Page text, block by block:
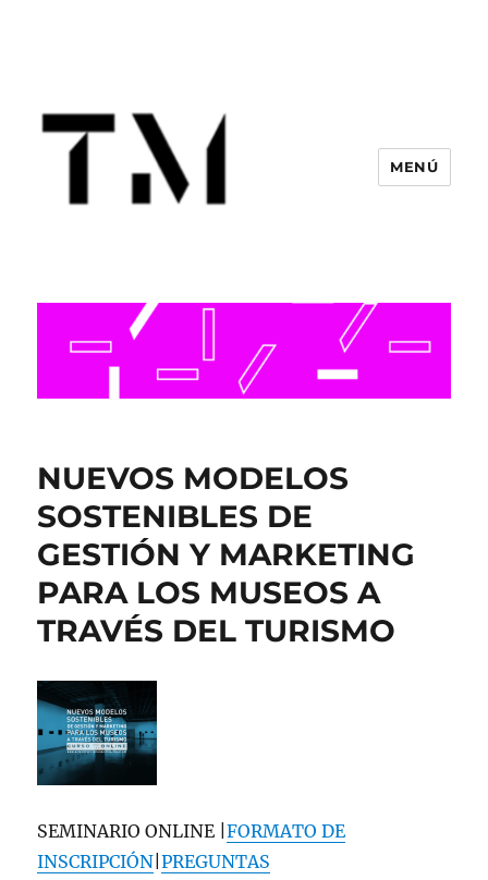
MENÚ
NUEVOS MODELOS
SOSTENIBLES DE
GESTIÓN Y MARKETING
PARA LOS MUSEOS A
TRAVÉS DEL TURISMO
SEMINARIO ONLINE |FORMATO DE
INSCRIPCIÓN |PREGUNTAS